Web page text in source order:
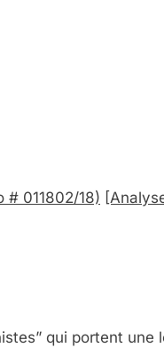
# 011802/18)
qui portent une